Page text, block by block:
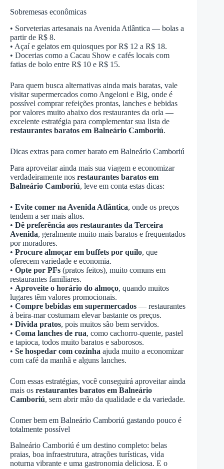
Sobremesas econômicas
• Sorveterias artesanais na Avenida Atlântica — bolas a
partir de R$ 8.
• Açaí e gelatos em quiosques por R$ 12 a R$ 18.
• Docerias como a Cacau Show e cafés locais com
fatias de bolo entre R$ 10 e R$ 15.
Para quem busca alternativas ainda mais baratas, vale
visitar supermercados como Angeloni e Big, onde é
possível comprar refeições prontas, lanches e bebidas
por valores muito abaixo dos restaurantes da orla —
excelente estratégia para complementar sua lista de
restaurantes baratos em Balneário Camboriú.
Dicas extras para comer barato em Balneário Camboriú
Para aproveitar ainda mais sua viagem e economizar
verdadeiramente nos restaurantes baratos em
Balneário Camboriú, leve em conta estas dicas:
• Evite comer na Avenida Atlântica, onde os preços
tendem a ser mais altos.
• Dê preferência aos restaurantes da Terceira
Avenida, geralmente muito mais baratos e frequentados
por moradores.
• Procure almoçar em buffets por quilo, que
oferecem variedade e economia.
• Opte por PFs (pratos feitos), muito comuns em
restaurantes familiares.
• Aproveite o horário do almoço, quando muitos
lugares têm valores promocionais.
• Compre bebidas em supermercados — restaurantes
à beira-mar costumam elevar bastante os preços.
• Divida pratos, pois muitos são bem servidos.
• Coma lanches de rua, como cachorro-quente, pastel
e tapioca, todos muito baratos e saborosos.
• Se hospedar com cozinha ajuda muito a economizar
com café da manhã e alguns lanches.
Com essas estratégias, você conseguirá aproveitar ainda
mais os restaurantes baratos em Balneário
Camboriú, sem abrir mão da qualidade e da variedade.
Comer bem em Balneário Camboriú gastando pouco é
totalmente possível
Balneário Camboriú é um destino completo: belas
praias, boa infraestrutura, atrações turísticas, vida
noturna vibrante e uma gastronomia deliciosa. E o